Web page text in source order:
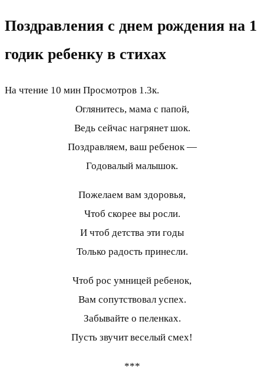
Поздравления с днем рождения на 1
годик ребенку в стихах
На чтение 10 мин Просмотров 1.3к.
Оглянитесь, мама с папой,
Ведь сейчас нагрянет шок.
Поздравляем, ваш ребенок —
Годовалый малышок.
Пожелаем вам здоровья,
Чтоб скорее вы росли.
И чтоб детства эти годы
Только радость принесли.
Чтоб рос умницей ребенок,
Вам сопутствовал успех.
Забывайте о пеленках.
Пусть звучит веселый смех!
***